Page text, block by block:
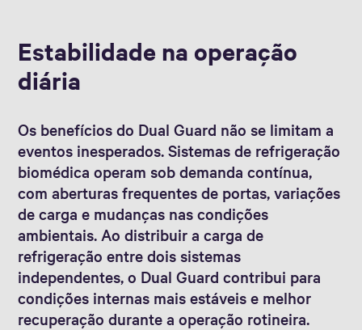
Estabilidade na operação
diária
Os benefícios do Dual Guard não se limitam a
eventos inesperados. Sistemas de refrigeração
biomédica operam sob demanda contínua,
com aberturas frequentes de portas, variações
de carga e mudanças nas condições
ambientais. Ao distribuir a carga de
refrigeração entre dois sistemas
independentes, o Dual Guard contribui para
condições internas mais estáveis e melhor
recuperação durante a operação rotineira.